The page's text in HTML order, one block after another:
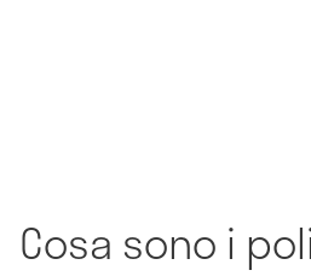
Cosa sono i